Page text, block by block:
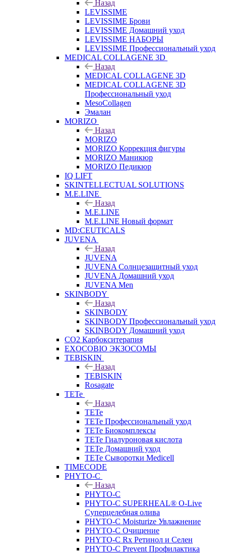
Назад
LEVISSIME
LEVISSIME Брови
LEVISSIME Домашний уход
LEVISSIME НАБОРЫ
LEVISSIME Профессиональный уход
MEDICAL COLLAGENE 3D
Назад
MEDICAL COLLAGENE 3D
MEDICAL COLLAGENE 3D
Профессиональный уход
MesoCollagen
Эмалан
MORIZO
Назад
MORIZO
MORIZO Коррекция фигуры
MORIZO Маникюр
MORIZO Педикюр
IQ LIFT
SKINTELLECTUAL SOLUTIONS
M.E.LINE
Назад
M.E.LINE
M.E.LINE Новый формат
MD:CEUTICALS
JUVENA
Назад
JUVENA
JUVENA Солнцезащитный уход
JUVENA Домашний уход
JUVENA Men
SKINBODY
Назад
SKINBODY
SKINBODY Профессиональный уход
SKINBODY Домашний уход
CO2 Карбокситерапия
EXOCOBIO ЭКЗОСОМЫ
TEBISKIN
Назад
TEBISKIN
Rosagate
TETe
Назад
TETe
TETe Профессиональный уход
TETe Биокомплексы
TETe Гиалуроновая кислота
TETe Домашний уход
TETe Сыворотки Medicell
TIMECODE
PHYTO-C
Назад
PHYTO-C
PHYTO-C SUPERHEAL® O-Live
Суперцелебная олива
PHYTO-C Moisturize Увлажнение
PHYTO-C Очищение
PHYTO-C Rx Ретинол и Селен
PHYTO-C Prevent Профилактика